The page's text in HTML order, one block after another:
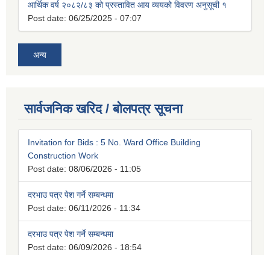
आर्थिक वर्ष २०८२/८३ को प्रस्तावित आय व्ययको विवरण अनुसूची १
Post date: 06/25/2025 - 07:07
अन्य
सार्वजनिक खरिद / बोलपत्र सूचना
Invitation for Bids : 5 No. Ward Office Building
Construction Work
Post date: 08/06/2026 - 11:05
दरभाउ पत्र पेश गर्ने सम्बन्धमा
Post date: 06/11/2026 - 11:34
दरभाउ पत्र पेश गर्ने सम्बन्धमा
Post date: 06/09/2026 - 18:54